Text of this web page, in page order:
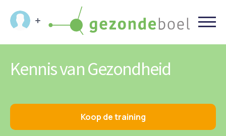
Kennis van Gezondheid
Koop de training